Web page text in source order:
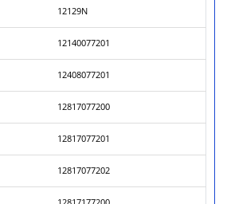
12129N
12140077201
12408077201
12817077200
12817077201
12817077202